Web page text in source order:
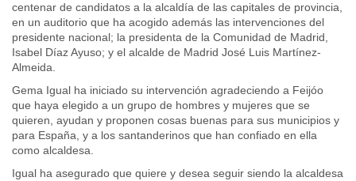
centenar de candidatos a la alcaldía de las capitales de provincia,
en un auditorio que ha acogido además las intervenciones del
presidente nacional; la presidenta de la Comunidad de Madrid,
Isabel Díaz Ayuso; y el alcalde de Madrid José Luis Martínez-
Almeida.
Gema Igual ha iniciado su intervención agradeciendo a Feijóo
que haya elegido a un grupo de hombres y mujeres que se
quieren, ayudan y proponen cosas buenas para sus municipios y
para España, y a los santanderinos que han confiado en ella
como alcaldesa.
Igual ha asegurado que quiere y desea seguir siendo la alcaldesa